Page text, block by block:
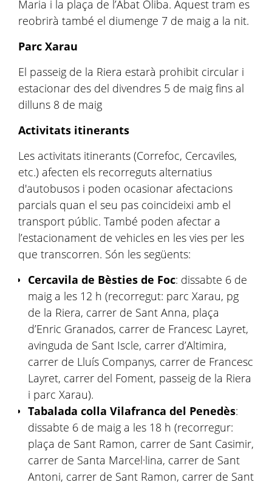
Maria i la plaça de l’Abat Oliba. Aquest tram es
reobrirà també el diumenge 7 de maig a la nit.
Parc Xarau
El passeig de la Riera estarà prohibit circular i
estacionar des del divendres 5 de maig fins al
dilluns 8 de maig
Activitats itinerants
Les activitats itinerants (Correfoc, Cercaviles,
etc.) afecten els recorreguts alternatius
d'autobusos i poden ocasionar afectacions
parcials quan el seu pas coincideixi amb el
transport públic. També poden afectar a
l’estacionament de vehicles en les vies per les
que transcorren. Són les següents:
Cercavila de Bèsties de Foc: dissabte 6 de
maig a les 12 h (recorregut: parc Xarau, pg
de la Riera, carrer de Sant Anna, plaça
d’Enric Granados, carrer de Francesc Layret,
avinguda de Sant Iscle, carrer d’Altimira,
carrer de Lluís Companys, carrer de Francesc
Layret, carrer del Foment, passeig de la Riera
i parc Xarau).
Tabalada colla Vilafranca del Penedès:
dissabte 6 de maig a les 18 h (recorregur:
plaça de Sant Ramon, carrer de Sant Casimir,
carrer de Santa Marcel·lina, carrer de Sant
Antoni, carrer de Sant Ramon, carrer de Sant